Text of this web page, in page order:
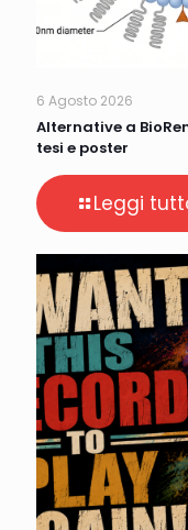
6 Agosto 2026
Alternative a
tesi e poster
Leggi